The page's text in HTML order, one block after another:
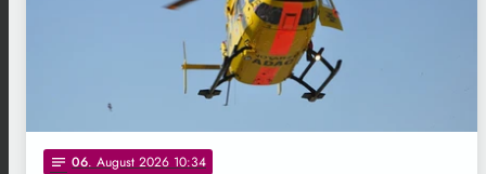
notes 06. August 2026 10:34